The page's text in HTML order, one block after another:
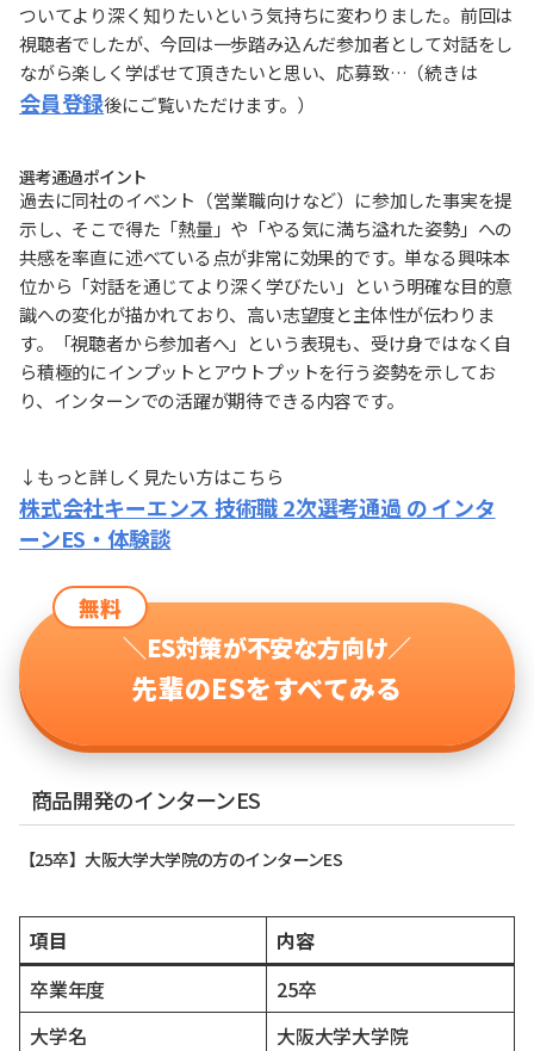
ついてより深く知りたいという気持ちに変わりました。前回は
視聴者でしたが、今回は一歩踏み込んだ参加者として対話をし
ながら楽しく学ばせて頂きたいと思い、応募致…（続きは
会員登録後にご覧いただけます。）
選考通過ポイント
過去に同社のイベント（営業職向けなど）に参加した事実を提
示し、そこで得た「熱量」や「やる気に満ち溢れた姿勢」への
共感を率直に述べている点が非常に効果的です。単なる興味本
位から「対話を通じてより深く学びたい」という明確な目的意
識への変化が描かれており、高い志望度と主体性が伝わりま
す。「視聴者から参加者へ」という表現も、受け身ではなく自
ら積極的にインプットとアウトプットを行う姿勢を示してお
り、インターンでの活躍が期待できる内容です。
↓もっと詳しく見たい方はこちら
株式会社キーエンス 技術職 2次選考通過 の インタ
ーンES・体験談
無料
＼ES対策が不安な方向け／
先輩のESをすべてみる
商品開発のインターンES
【25卒】大阪大学大学院の方のインターンES
項目
内容
卒業年度
25卒
大学名
大阪大学大学院